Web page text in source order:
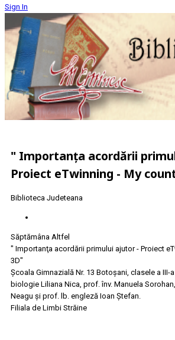
Sign In
" Importanţa acordării
Proiect eTwinning - My
Biblioteca Judeteana
Săptămâna Altfel
" Importanţa acordării primului ajutor - Proiect
3D"
Şcoala Gimnazială Nr. 13 Botoşani, clasele a III-
biologie Liliana Nica, prof. înv. Manuela
Neagu şi prof. lb. engleză Ioan Ştefan.
Filiala de Limbi Străine